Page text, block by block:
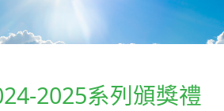
2025系列頒獎禮